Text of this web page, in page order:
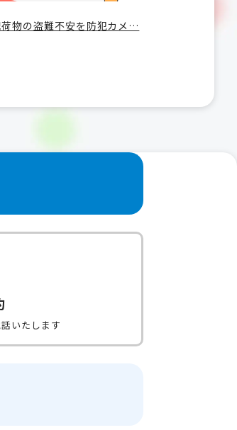
物の盗難不安を防犯カメ…
いたします